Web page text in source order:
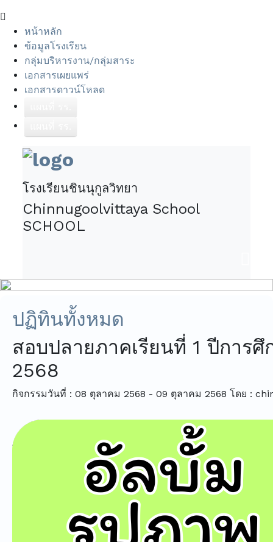
หน้าหลัก
ข้อมูลโรงเรียน
กลุ่มบริหารงาน/กลุ่มสาระ
เอกสารเผยแพร่
เอกสารดาวน์โหลด
โรงเรียนชินนุกูลวิทยา
Chinnugoolvittaya School
SCHOOL
ปฏิทินทั้งหมด
สอบปลายภาคเรียนที่ 1 ปีการศึ
2568
กิจกรรมวันที่ : 08 ตุลาคม 2568 - 09 ตุลาคม 2568 โดย :